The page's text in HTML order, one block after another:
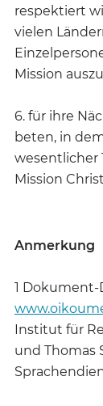
respektiert
vielen
Mission
6. für ihre
beten, in
wesentlicher
Mission
Anmerkung
1 Dokument-
Institut für
und Thomas